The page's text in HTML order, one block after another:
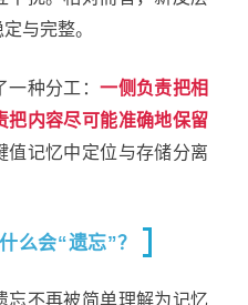
与完整。
一种分工：一侧负责把相
把内容尽可能准确地保留
值记忆中定位与存储分离
么会“遗忘”？
忘不再被简单理解为记忆